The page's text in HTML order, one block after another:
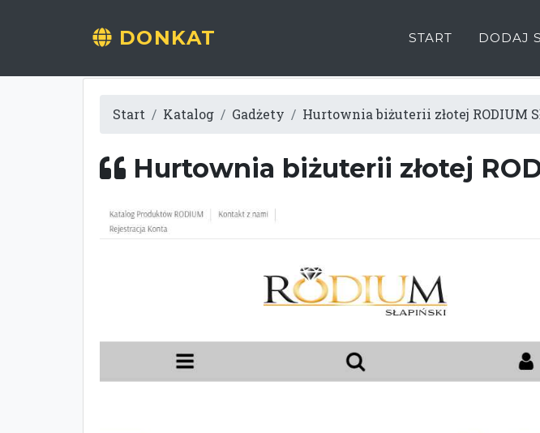
DONKAT START DODAJ
Start Katalog Gadżety Hurtownia biżuterii złotej RODIUM
Hurtownia biżuterii złotej